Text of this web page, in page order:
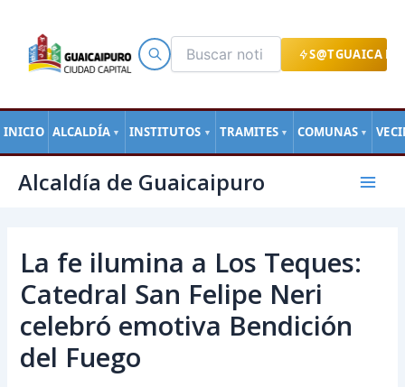
S@TGUAICA
INICIO ALCALDÍA ▼ INSTITUTOS ▼ TRAMITES ▼ COMUNAS ▼
contenido
Alcaldía de Guaicaipuro
Main
La fe ilumina a Los Teques:
Catedral San Felipe Neri
celebró emotiva Bendición
del Fuego
de